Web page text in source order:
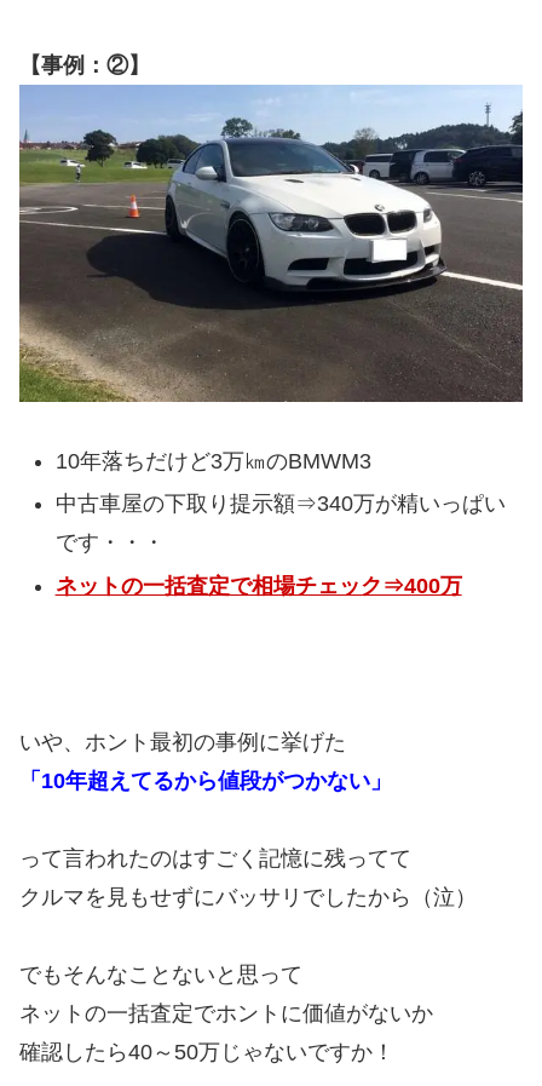
【事例：②】
10年落ちだけど3万㎞のBMWM3
中古車屋の下取り提示額⇒340万が精いっぱい
です・・・
ネットの一括査定で相場チェック⇒400万
いや、ホント最初の事例に挙げた
「10年超えてるから値段がつかない」
って言われたのはすごく記憶に残ってて
クルマを見もせずにバッサリでしたから（泣）
でもそんなことないと思って
ネットの一括査定でホントに価値がないか
確認したら40～50万じゃないですか！